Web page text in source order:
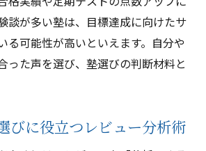
談が多い塾は、目標達成に向けたサ
る可能性が高いといえます。自分や
った声を選び、塾選びの判断材料と
びに役立つレビュー分析術